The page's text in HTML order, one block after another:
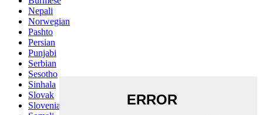
Nepali
Norwegian
Pashto
Persian
Punjabi
Serbian
Sesotho
Sinhala
Slovak
Slovenian